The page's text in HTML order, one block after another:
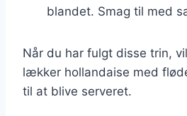
blandet. Smag til med
Når du har fulgt disse trin,
lækker hollandaise med
til at blive serveret.